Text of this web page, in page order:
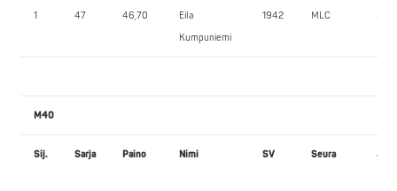
1 47 46,70
Eila
Kumpuniemi
1942 MLC 55,0
M40
Sij. Sarja Paino Nimi SV Seura JK1